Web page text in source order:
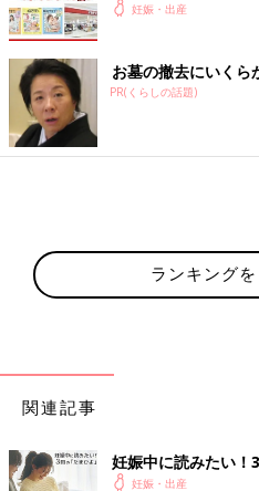
妊娠・出産
お墓の撤去にいくら
PR(くらしの話題)
ランキング
関連記事
妊娠中に読みたい！
妊娠・出産